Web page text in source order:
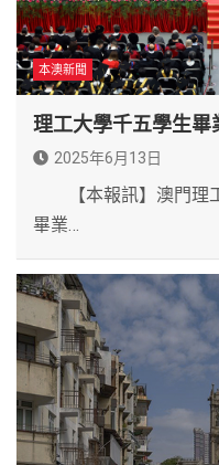
本澳新聞
理工大學千五學生畢
2025年6月13日
【本報訊】澳門理
畢業…